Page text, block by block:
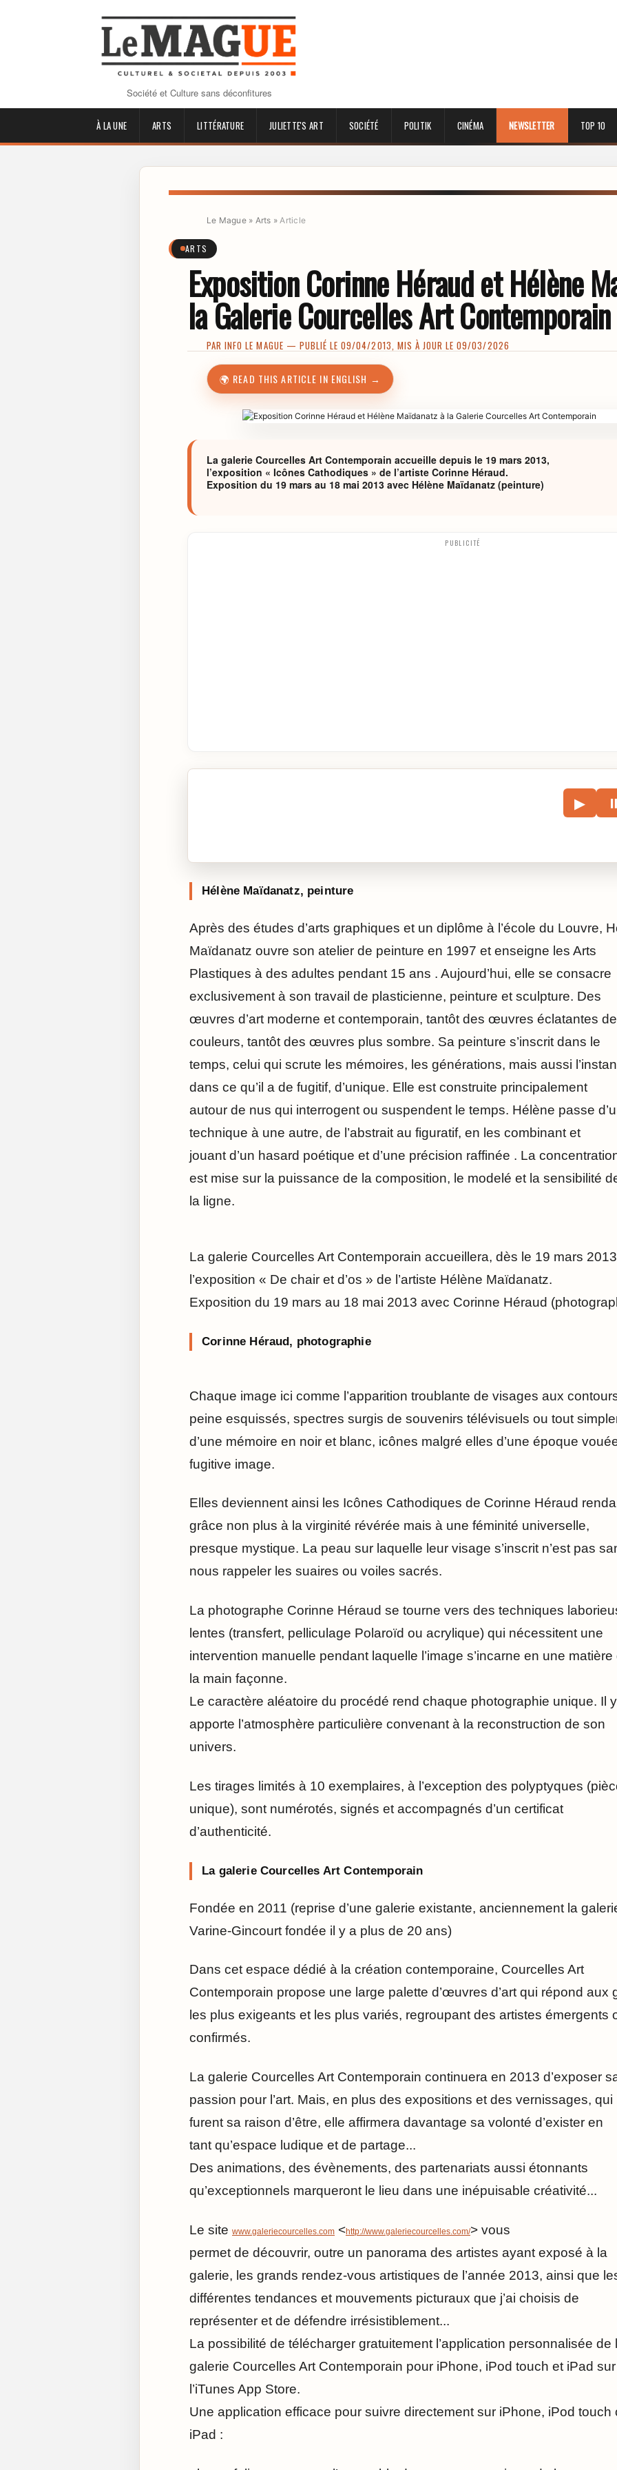
Société et Culture sans déconfitures
À LA UNE ARTS LITTÉRATURE JULIETTE'S ART SOCIÉTÉ POLITIK CINÉMA NEWSLETTER TOP 10
Le Mague» Arts » Article
ARTS
Exposition Corinne Héraud et Hélène
la Galerie Courcelles Art Contemporain
PARINFO LE MAGUE — PUBLIÉ LE 09/04/2013, MIS À JOUR LE 09/03/2026
🌍 READ THIS ARTICLE IN ENGLISH →
La galerie Courcelles Art Contemporain accueille depuis le 19 mars 2013,
l’exposition « Icônes Cathodiques » de l’artiste Corinne Héraud.
Exposition du 19 mars au 18 mai 2013 avec Hélène Maïdanatz (peinture)
PUBLICITÉ
▶ ⏸
Hélène Maïdanatz, peinture
Après des études d’arts graphiques et un diplôme à l’école du Louvre,
Maïdanatz ouvre son atelier de peinture en 1997 et enseigne les Arts
Plastiques à des adultes pendant 15 ans . Aujourd’hui, elle se consacre
exclusivement à son travail de plasticienne, peinture et sculpture. Des
œuvres d’art moderne et contemporain, tantôt des œuvres éclatantes de
couleurs, tantôt des œuvres plus sombre. Sa peinture s’inscrit dans le
temps, celui qui scrute les mémoires, les générations, mais aussi
dans ce qu’il a de fugitif, d’unique. Elle est construite principalement
autour de nus qui interrogent ou suspendent le temps. Hélène passe
technique à une autre, de l’abstrait au figuratif, en les combinant et
jouant d’un hasard poétique et d’une précision raffinée . La
est mise sur la puissance de la composition, le modelé et la sensibilité
la ligne.
La galerie Courcelles Art Contemporain accueillera, dès le 19 mars
l’exposition « De chair et d’os » de l’artiste Hélène Maïdanatz.
Exposition du 19 mars au 18 mai 2013 avec Corinne Héraud
Corinne Héraud, photographie
Chaque image ici comme l’apparition troublante de visages aux
peine esquissés, spectres surgis de souvenirs télévisuels ou tout
d’une mémoire en noir et blanc, icônes malgré elles d’une époque
fugitive image.
Elles deviennent ainsi les Icônes Cathodiques de Corinne Héraud
grâce non plus à la virginité révérée mais à une féminité universelle,
presque mystique. La peau sur laquelle leur visage s’inscrit n’est pas
nous rappeler les suaires ou voiles sacrés.
La photographe Corinne Héraud se tourne vers des techniques
lentes (transfert, pelliculage Polaroïd ou acrylique) qui nécessitent une
intervention manuelle pendant laquelle l’image s’incarne en une matière
la main façonne.
Le caractère aléatoire du procédé rend chaque photographie unique. Il y
apporte l’atmosphère particulière convenant à la reconstruction de son
univers.
Les tirages limités à 10 exemplaires, à l’exception des polyptyques
unique), sont numérotés, signés et accompagnés d’un certificat
d’authenticité.
La galerie Courcelles Art Contemporain
Fondée en 2011 (reprise d’une galerie existante, anciennement la
Varine-Gincourt fondée il y a plus de 20 ans)
Dans cet espace dédié à la création contemporaine, Courcelles Art
Contemporain propose une large palette d’œuvres d’art qui répond aux
les plus exigeants et les plus variés, regroupant des artistes émergents
confirmés.
La galerie Courcelles Art Contemporain continuera en 2013 d’exposer
passion pour l’art. Mais, en plus des expositions et des vernissages, qui
furent sa raison d’être, elle affirmera davantage sa volonté d’exister en
tant qu’espace ludique et de partage...
Des animations, des évènements, des partenariats aussi étonnants
qu’exceptionnels marqueront le lieu dans une inépuisable créativité...
Le site www.galeriecourcelles.com <http://www.galeriecourcelles.com/> vous
permet de découvrir, outre un panorama des artistes ayant exposé à la
galerie, les grands rendez-vous artistiques de l’année 2013, ainsi que
différentes tendances et mouvements picturaux que j’ai choisis de
représenter et de défendre irrésistiblement...
La possibilité de télécharger gratuitement l’application personnalisée de
galerie Courcelles Art Contemporain pour iPhone, iPod touch et iPad sur
l’iTunes App Store.
Une application efficace pour suivre directement sur iPhone, iPod touch
iPad :